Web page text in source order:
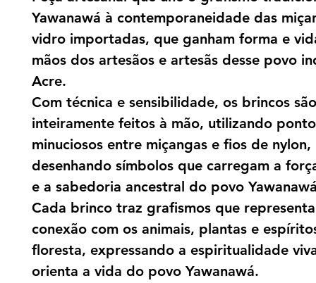
Yawanawá à contemporaneidade das
vidro importadas, que ganham forma e
mãos dos artesãos e artesãs desse povo
Acre.
Com técnica e sensibilidade, os brincos são
inteiramente feitos à mão, utilizando
minuciosos entre miçangas e fios de nylon,
desenhando símbolos que carregam a
e a sabedoria ancestral do povo
Cada brinco traz grafismos que
conexão com os animais, plantas e
floresta, expressando a espiritualidade
orienta a vida do povo Yawanawá.